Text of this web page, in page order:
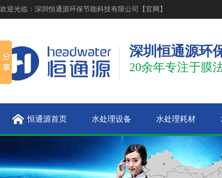
欢迎光临：深圳恒通源环保节能科技有限公司【官网】
深圳恒通源环
20余年专注于膜
恒通源首页 水处理设备 水处理耗材